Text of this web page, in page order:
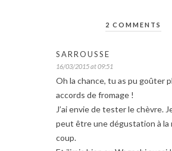
2 COMMENTS
SARROUSSE
16/03/2015 at 09:51
Oh la chance, tu as pu goûter
accords de fromage !
J’ai envie de tester le chèvre.
peut être une dégustation à la
coup.